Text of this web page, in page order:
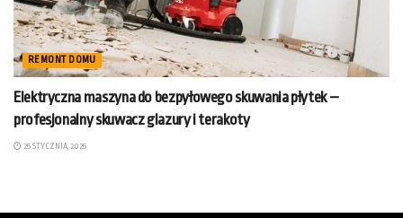
REMONT DOMU
Elektryczna maszyna do bezpyłowego skuwania płytek –
profesjonalny skuwacz glazury i terakoty
25 STYCZNIA, 2025